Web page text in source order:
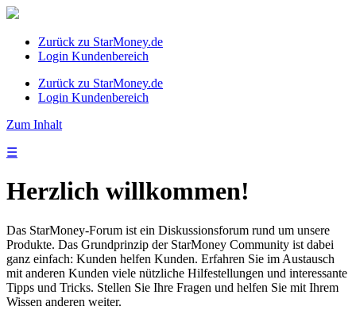
Zurück zu StarMoney.de
Login Kundenbereich
Zurück zu StarMoney.de
Login Kundenbereich
Zum Inhalt
☰
Herzlich willkommen!
Das StarMoney-Forum ist ein Diskussionsforum rund um unsere
Produkte. Das Grundprinzip der StarMoney Community ist dabei
ganz einfach: Kunden helfen Kunden. Erfahren Sie im Austausch
mit anderen Kunden viele nützliche Hilfestellungen und interessante
Tipps und Tricks. Stellen Sie Ihre Fragen und helfen Sie mit Ihrem
Wissen anderen weiter.